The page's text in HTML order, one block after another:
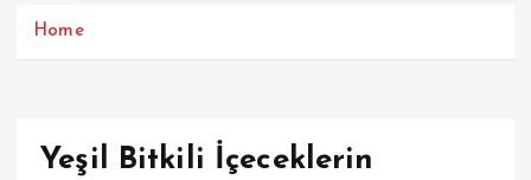
Home
Yeşil Bitkili İçeceklerin